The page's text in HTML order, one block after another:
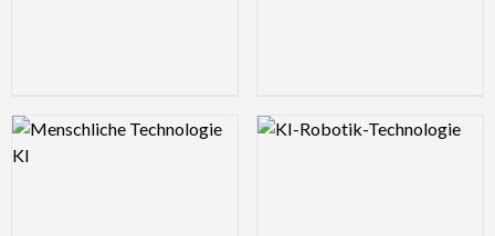
Logo Preview Image Logo Preview Image